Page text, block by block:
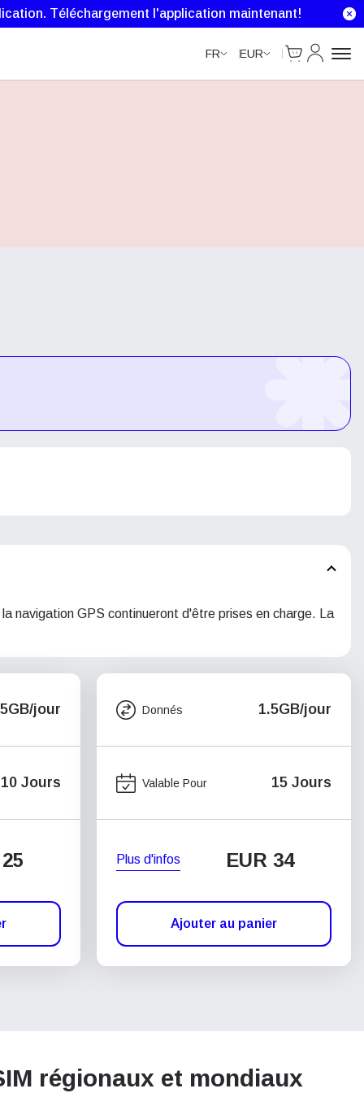
Téléchargement l'application maintenant!
FR EUR
Cart
Mon
navigation GPS continueront d'être prises en charge. La
jour
10 Jours
Donnés 1.5GB/jour
Valable Pour 15 Jours
Plus d'infos EUR 34
Ajouter au panier
régionaux et mondiaux